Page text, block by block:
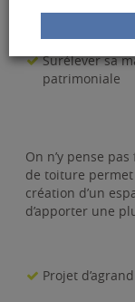
Surélever sa
patrimoniale
On n’y pense
de toiture
création d’un
d’apporter une
Projet